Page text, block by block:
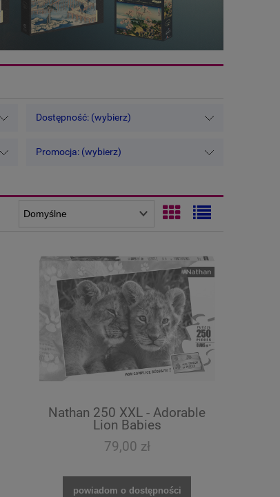
Dostępność: (wybierz)
Promocja: (wybierz)
Nathan 250 XXL - Adorable
Lion Babies
79,00 zł
powiadom o dostępności